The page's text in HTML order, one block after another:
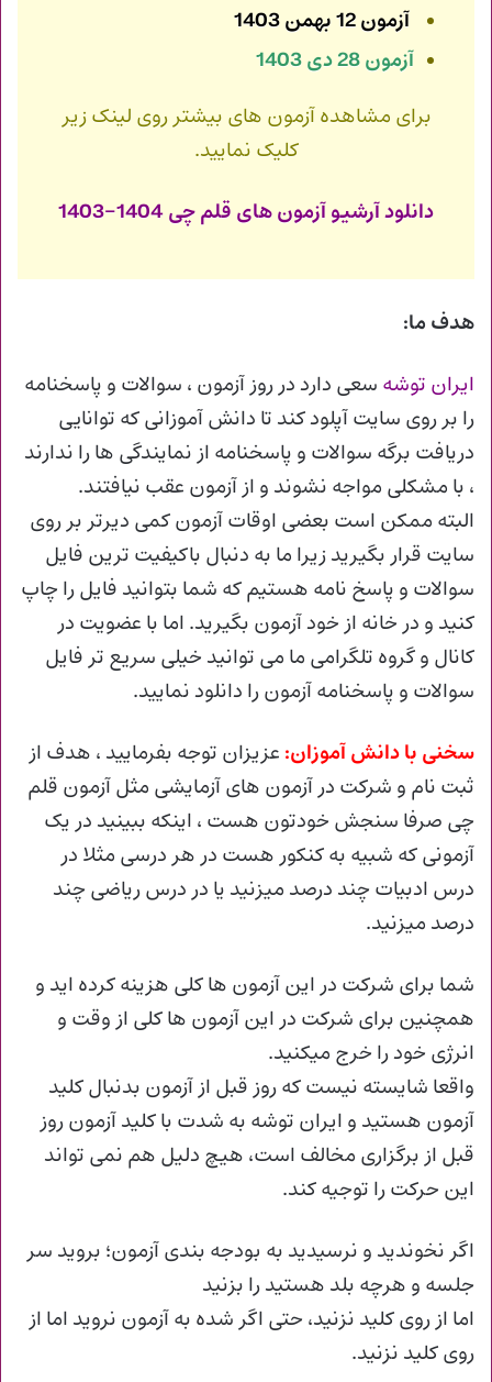
آزمون 12 بهمن 1403
آزمون 28 دی 1403
برای مشاهده آزمون های بیشتر روی لینک زیر
کلیک نمایید.
دانلود آرشیو آزمون های قلم چی 1404-1403
هدف ما:
ایران توشه سعی دارد در روز آزمون ، سوالات و پاسخنامه
را بر روی سایت آپلود کند تا دانش آموزانی که توانایی
دریافت برگه سوالات و پاسخنامه از نمایندگی ها را ندارند
، با مشکلی مواجه نشوند و از آزمون عقب نیافتند.
البته ممکن است بعضی اوقات آزمون کمی دیرتر بر روی
سایت قرار بگیرید زیرا ما به دنبال باکیفیت ترین فایل
سوالات و پاسخ نامه هستیم که شما بتوانید فایل را چاپ
کنید و در خانه از خود آزمون بگیرید. اما با عضویت در
کانال و گروه تلگرامی ما می توانید خیلی سریع تر فایل
سوالات و پاسخنامه آزمون را دانلود نمایید.
سخنی با دانش آموزان: عزیزان توجه بفرمایید ، هدف از
ثبت نام و شرکت در آزمون های آزمایشی مثل آزمون قلم
چی صرفا سنجش خودتون هست ، اینکه ببینید در یک
آزمونی که شبیه به کنکور هست در هر درسی مثلا در
درس ادبیات چند درصد میزنید یا در درس ریاضی چند
درصد میزنید.
شما برای شرکت در این آزمون ها کلی هزینه کرده اید و
همچنین برای شرکت در این آزمون ها کلی از وقت و
انرژی خود را خرج میکنید.
واقعا شایسته نیست که روز قبل از آزمون بدنبال کلید
آزمون هستید و ایران توشه به شدت با کلید آزمون روز
قبل از برگزاری مخالف است، هیچ دلیل هم نمی تواند
این حرکت را توجیه کند.
اگر نخوندید و نرسیدید به بودجه بندی آزمون؛ بروید سر
جلسه و هرچه بلد هستید را بزنید
اما از روی کلید نزنید، حتی اگر شده به آزمون نروید اما از
روی کلید نزنید.